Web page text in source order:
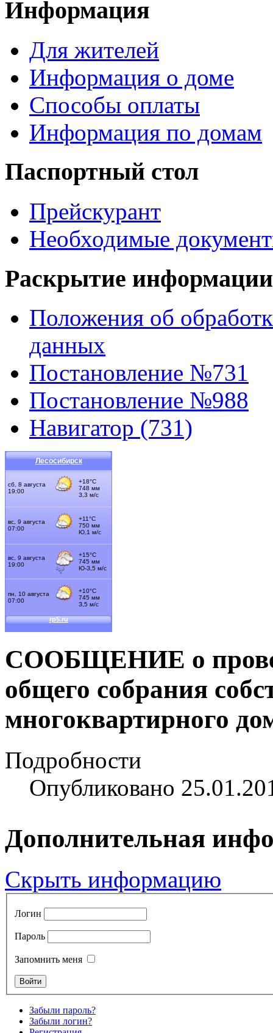
Информация
Для жителей
Информация о доме
Способы оплаты
Информация по домам
Паспортный стол
Прейскурант
Необходимые
Раскрытие информации
Положения об
данных
Постановление №731
Постановление №988
Навигатор (731)
Лесосибирск
СООБЩЕНИЕ о
общего собрания
многоквартирного
Подробности
Опубликовано
Дополнительная
Скрыть информацию
Логин
Пароль
Запомнить меня
Забыли пароль?
Забыли логин?